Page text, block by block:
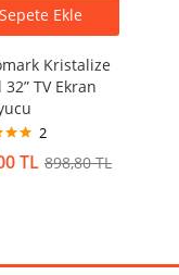
Sepete Ekle
Kristalize
32” TV Ekran
2
TL 898,80TL